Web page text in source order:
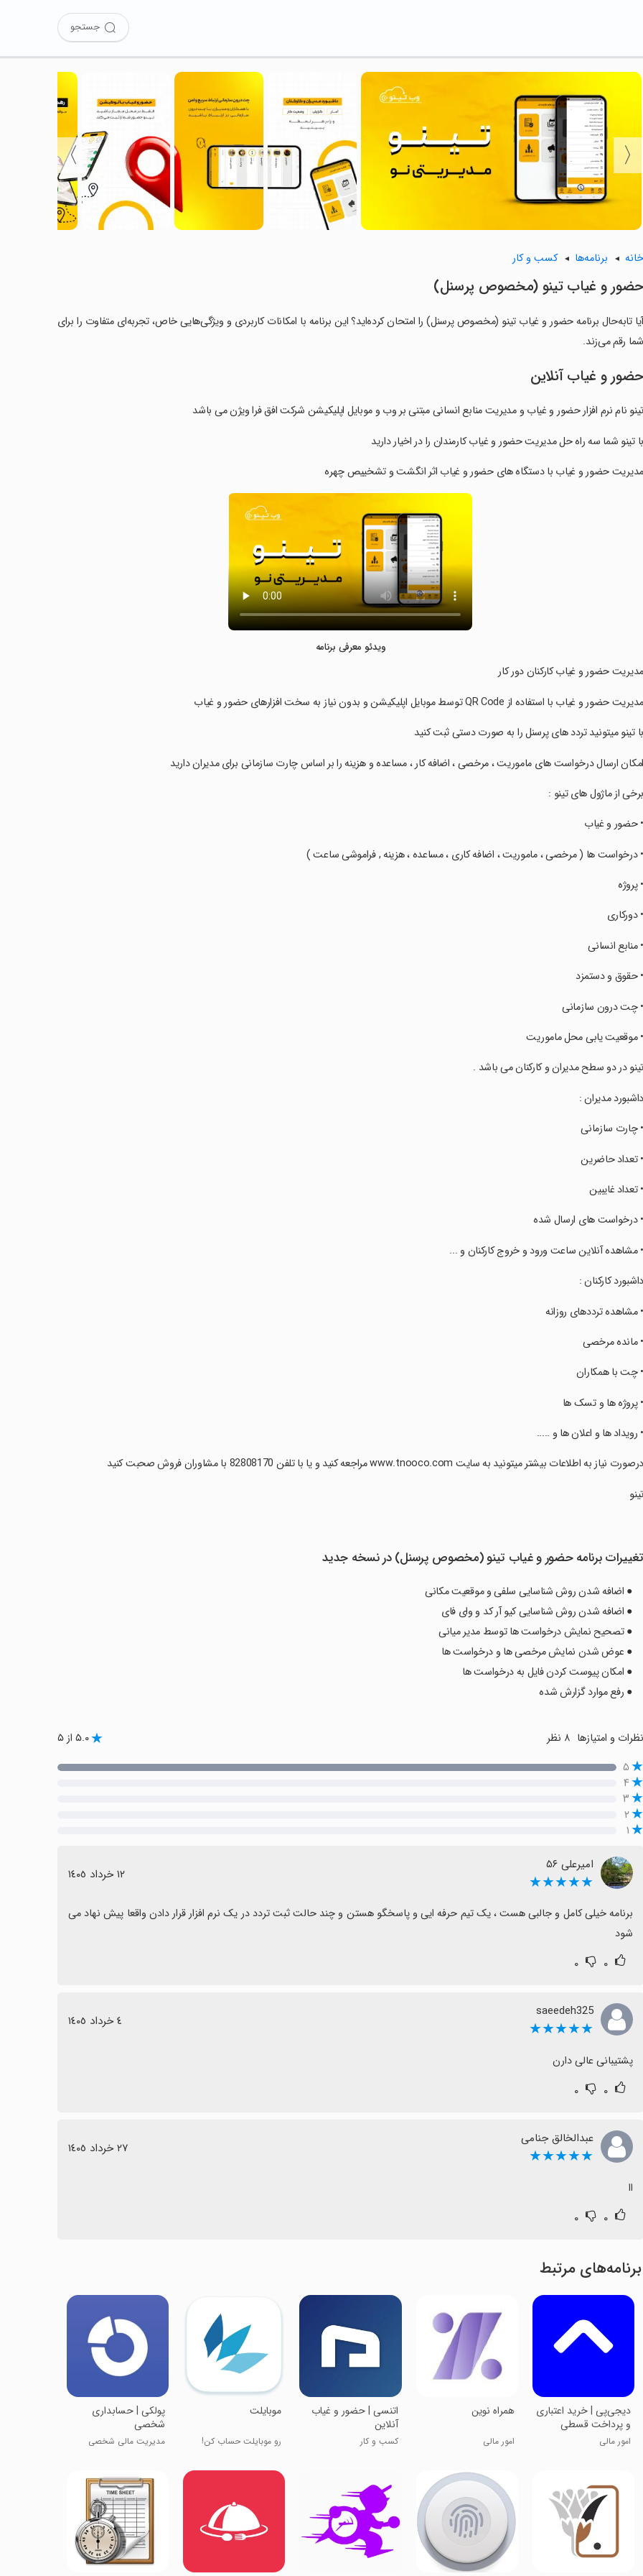
جستجو
〈
〉
خانه برنامه‌ها کسب و کار
‏حضور و غیاب تینو (مخصوص پرسنل)
آیا تابه‌حال برنامه ‏حضور و غیاب تینو (مخصوص پرسنل) را امتحان کرده‌اید؟ این برنامه با امکانات کاربردی و ویژگی‌هایی خاص، تجربه‌ای متفاوت را برای
شما رقم می‌زند.
حضور و غیاب آنلاین
‏‏‏‏تینو نام نرم افزار حضور و غیاب و مدیریت منابع انسانی مبتنی بر وب و موبایل اپلیکیشن شرکت افق فرا ویژن می باشد
‏‏‏‏با تینو شما سه راه حل مدیریت حضور و غیاب کارمندان را در اخیار دارید
‏‏‏‏مدیریت حضور و غیاب با دستگاه های حضور و غیاب اثر انگشت و تشخییص چهره
ویدئو معرفی برنامه
‏‏‏‏مدیریت حضور و غیاب کارکنان دور کار
‏‏‏‏مدیریت حضور و غیاب با استفاده از QR Code توسط موبایل اپلیکیشن و بدون نیاز به سخت افزارهای حضور و غیاب
‏‏‏‏با تینو میتونید تردد های پرسنل را به صورت دستی ثبت کنید
‏‏‏‏امکان ارسال درخواست های ماموریت ، مرخصی ، اضافه کار ، مساعده و هزینه را بر اساس چارت سازمانی برای مدیران دارید
‏‏‏‏برخی از ماژول های تینو :
‏‏‏‏• حضور و غیاب
‏‏‏‏• درخواست ها ( مرخصی ، ماموریت ، اضافه کاری ، مساعده ، هزینه , فراموشی ساعت )
‏‏‏‏• پروژه
‏‏‏‏• دورکاری
‏‏‏‏• منابع انسانی
‏‏‏‏• حقوق و دستمزد
‏‏‏‏• چت درون سازمانی
‏‏‏‏• موقعیت یابی محل ماموریت
‏‏‏‏تینو در دو سطح مدیران و کارکنان می باشد .
‏‏‏‏داشبورد مدیران :
‏‏‏‏• چارت سازمانی
‏‏‏‏• تعداد حاضرین
‏‏‏‏• تعداد غایبین
‏‏‏‏• درخواست های ارسال شده
‏‏‏‏• مشاهده آنلاین ساعت ورود و خروج کارکنان و ...
‏‏‏‏داشبورد کارکنان :
‏‏‏‏• مشاهده ترددهای روزانه
‏‏‏‏• مانده مرخصی
‏‏‏‏• چت با همکاران
‏‏‏‏• پروژه ها و تسک ها
‏‏‏‏• رویداد ها و اعلان ها و .....
‏‏‏‏درصورت نیاز به اطلاعات بیشتر میتونید به سایت www.tnooco.com مراجعه کنید و یا با تلفن 82808170 با مشاوران فروش صحبت کنید
‏‏‏‏تینو
تغییرات برنامه ‏حضور و غیاب تینو (مخصوص پرسنل) در نسخه جدید
● اضافه شدن روش شناسایی سلفی و موقعیت مکانی
● اضافه شدن روش شناسایی کیو آر کد و وای فای
● تصحیح نمایش درخواست ها توسط مدیر میانی
● عوض شدن نمایش مرخصی ها و درخواست ها
● امکان پیوست کردن فایل به درخواست ها
● رفع موارد گزارش شده
نظرات و امتیازها ۵.۰ از ۵
۵
۴
۳
۲
۱
امیرعلی ۵۶
★★★★★ ١٢ خرداد ١٤٠٥
شود
۰ ۰
saeedeh325
★★★★★ ٤ خرداد ١٤٠٥
پشتیبانی عالی دارن
۰ ۰
عبدالخالق جنامی
★★★★★ ٢٧ خرداد ١٤٠٥
اا
۰ ۰
برنامه‌های مرتبط
‏‏دیجی‌پی | خرید اعتباری
و پرداخت قسطی
امور مالی
همراه نوین
امور مالی
اتنسی | حضور و غیاب
آنلاین
کسب و کار
موبایلت
رو موبایلت حساب کن!
‏‏‏‏‏‏‏پولکی |‌ حسابداری
شخصی
مدیریت مالی شخصی